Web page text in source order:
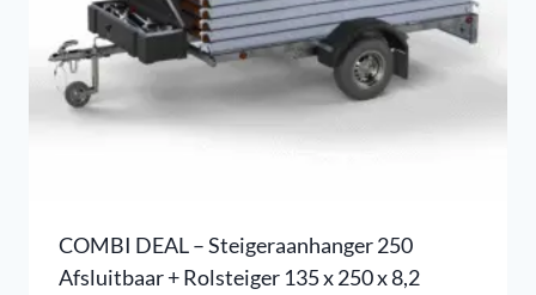
COMBI DEAL – Steigeraanhanger 250
Afsluitbaar + Rolsteiger 135 x 250 x 8,2